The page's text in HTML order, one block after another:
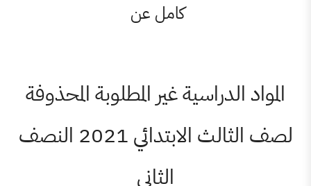
غير المطلوبة المحذوفة
لصف الثالث الابتدائي 2021 النصف